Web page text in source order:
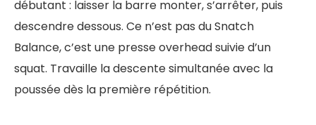
débutant : laisser la barre monter, s’arrêter, puis
descendre dessous. Ce n’est pas du Snatch
Balance, c’est une presse overhead suivie d’un
squat. Travaille la descente simultanée avec la
poussée dès la première répétition.